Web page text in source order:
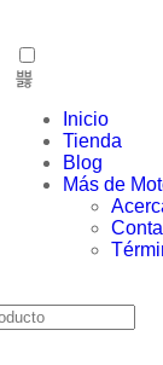
Inicio
Tienda
Blog
Más de